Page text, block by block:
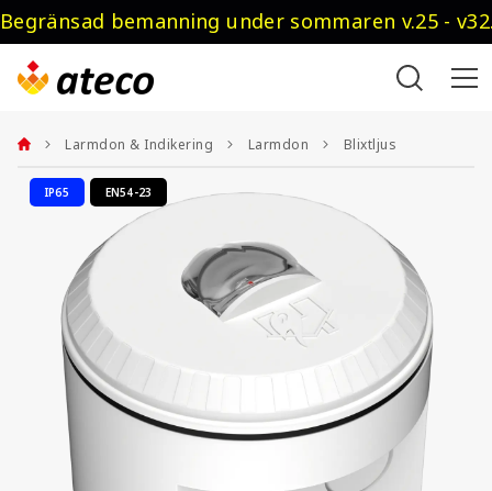
Begränsad bemanning under sommaren v.25 -
Larmdon & Indikering Larmdon Blixtljus
IP65 EN54-23